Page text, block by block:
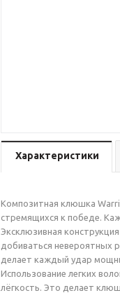
Характеристики
Композитная клюшка
стремящихся к победе.
Эксклюзивная
добиваться невероятных
делает каждый удар
Использование легких
лёгкость. Это делает